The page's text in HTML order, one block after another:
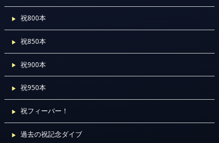
祝800本
祝850本
祝900本
祝950本
祝フィーバー！
過去の祝記念ダイブ